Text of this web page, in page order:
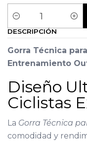
Cantidad
DESCRIPCIÓN
Gorra Técnica
Entrenamiento
Diseño
Ciclistas
La Gorra Técnica
comodidad y